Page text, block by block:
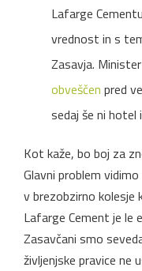
Lafarge
vrednost in s
Zasavja.
obveščen pred
sedaj še ni hotel
Kot kaže, bo boj za
Glavni problem
v brezobzirno kolesje
Lafarge Cement je le
Zasavčani smo
življenjske pravice ne